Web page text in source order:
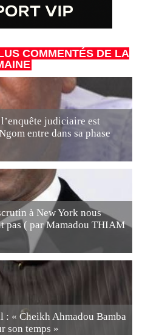
COMMENTÉS DE LA
judiciaire est
entre dans sa phase
à New York nous
pas ( par Mamadou THIAM
: « Cheikh Ahmadou Bamba
son temps »